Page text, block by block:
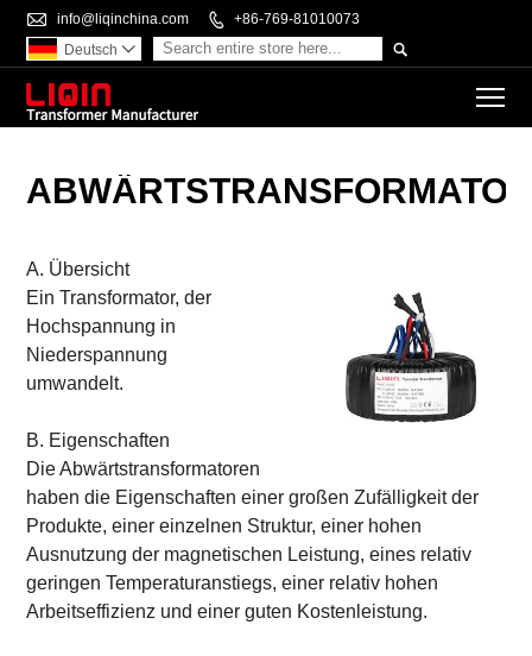
 info@liqinchina.com  +86-769-81010073

Deutsch 
A. Übersicht
Ein Transformator, der
Hochspannung in
Niederspannung
umwandelt.
B. Eigenschaften
Die Abwärtstransformatoren
haben die Eigenschaften einer großen Zufälligkeit der
Produkte, einer einzelnen Struktur, einer hohen
Ausnutzung der magnetischen Leistung, eines relativ
geringen Temperaturanstiegs, einer relativ hohen
Arbeitseffizienz und einer guten Kostenleistung.